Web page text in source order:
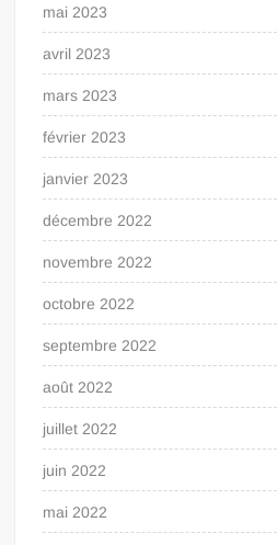
mai 2023
avril 2023
mars 2023
février 2023
janvier 2023
décembre 2022
novembre 2022
octobre 2022
septembre 2022
août 2022
juillet 2022
juin 2022
mai 2022